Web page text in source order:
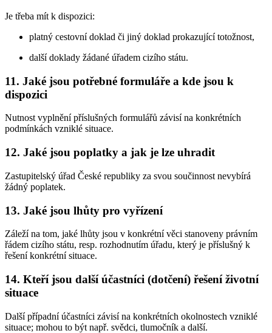
Je třeba mít k dispozici:
platný cestovní doklad či jiný doklad prokazující totožnost,
další doklady žádané úřadem cizího státu.
11. Jaké jsou potřebné formuláře a kde jsou k
dispozici
Nutnost vyplnění příslušných formulářů závisí na konkrétních
podmínkách vzniklé situace.
12. Jaké jsou poplatky a jak je lze uhradit
Zastupitelský úřad České republiky za svou součinnost nevybírá
žádný poplatek.
13. Jaké jsou lhůty pro vyřízení
Záleží na tom, jaké lhůty jsou v konkrétní věci stanoveny právním
řádem cizího státu, resp. rozhodnutím úřadu, který je příslušný k
řešení konkrétní situace.
14. Kteří jsou další účastníci (dotčení) řešení životní
situace
Další případní účastníci závisí na konkrétních okolnostech vzniklé
situace; mohou to být např. svědci, tlumočník a další.